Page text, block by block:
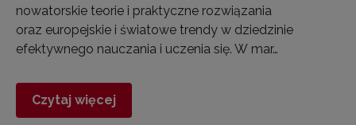
nowatorskie teorie i praktyczne rozwiązania
oraz europejskie i światowe trendy w dziedzinie
efektywnego nauczania i uczenia się. W mar…
Czytaj więcej